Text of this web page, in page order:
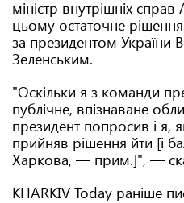
міністр внутрішніх
цьому остаточне
за президентом
Зеленським.
"Оскільки я з команди
публічне, впізнаване
президент попросив і я,
прийняв рішення йти [і
Харкова, — прим.]", —
KHARKIV Today раніше